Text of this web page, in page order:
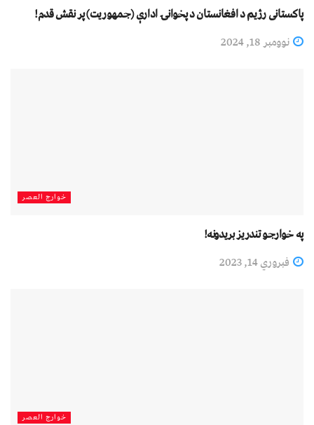
پاکستانی رژیم د افغانستان د پخوانۍ ادارې (جمهوريت) پر نقش قدم!
نوومبر 18, 2024
خوارج العصر
په خوارجو تندریز بریدونه!
فبروري 14, 2023
خوارج العصر